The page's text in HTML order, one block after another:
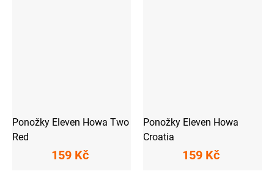
Ponožky Eleven Howa Two
Red
159 Kč
Ponožky Eleven Howa
Croatia
159 Kč